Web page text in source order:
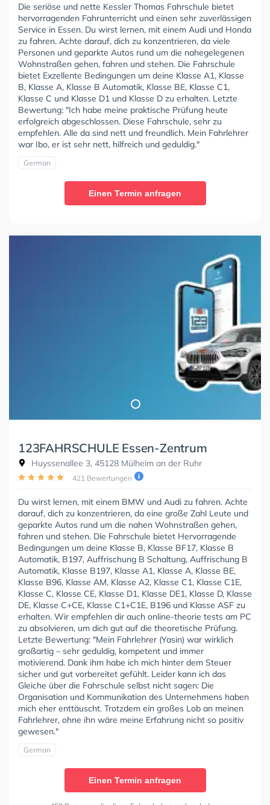
Die seriöse und nette Kessler Thomas Fahrschule bietet
hervorragenden Fahrunterricht und einen sehr zuverlässigen
Service in Essen. Du wirst lernen, mit einem Audi und Honda
zu fahren. Achte darauf, dich zu konzentrieren, da viele
Personen und geparkte Autos rund um die nahegelegenen
Wohnstraßen gehen, fahren und stehen. Die Fahrschule
bietet Exzellente Bedingungen um deine Klasse A1, Klasse
B, Klasse A, Klasse B Automatik, Klasse BE, Klasse C1,
Klasse C und Klasse D1 und Klasse D zu erhalten. Letzte
Bewertung: "Ich habe meine praktische Prüfung heute
erfolgreich abgeschlossen. Diese Fahrschule, sehr zu
empfehlen. Alle da sind nett und freundlich. Mein Fahrlehrer
war Ibo, er ist sehr nett, hilfreich und geduldig."
German
Einen Termin anfragen
123FAHRSCHULE Essen-Zentrum
Huyssenallee 3, 45128 Mülheim an der Ruhr
421 Bewertungen
Du wirst lernen, mit einem BMW und Audi zu fahren. Achte
darauf, dich zu konzentrieren, da eine große Zahl Leute und
geparkte Autos rund um die nahen Wohnstraßen gehen,
fahren und stehen. Die Fahrschule bietet Hervorragende
Bedingungen um deine Klasse B, Klasse BF17, Klasse B
Automatik, B197, Auffrischung B Schaltung, Auffrischung B
Automatik, Klasse B197, Klasse A1, Klasse A, Klasse BE,
Klasse B96, Klasse AM, Klasse A2, Klasse C1, Klasse C1E,
Klasse C, Klasse CE, Klasse D1, Klasse DE1, Klasse D, Klasse
DE, Klasse C+CE, Klasse C1+C1E, B196 und Klasse ASF zu
erhalten. Wir empfehlen dir auch online-theorie tests am PC
zu absolvieren, um dich gut auf die theoretische Prüfung.
Letzte Bewertung: "Mein Fahrlehrer (Yasin) war wirklich
großartig – sehr geduldig, kompetent und immer
motivierend. Dank ihm habe ich mich hinter dem Steuer
sicher und gut vorbereitet gefühlt. Leider kann ich das
Gleiche über die Fahrschule selbst nicht sagen: Die
Organisation und Kommunikation des Unternehmens haben
mich eher enttäuscht. Trotzdem ein großes Lob an meinen
Fahrlehrer, ohne ihn wäre meine Erfahrung nicht so positiv
gewesen."
German
Einen Termin anfragen